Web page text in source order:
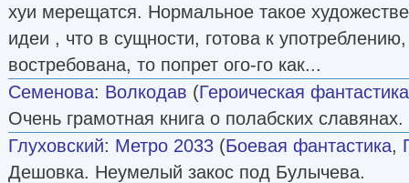
хуи мерещатся. Нормальное такое
идеи , что в сущности, готова к
востребована, то попрет ого-го как...
Семенова: Волкодав (Героическая фантастика
Очень грамотная книга о полабских славянах.
Глуховский: Метро 2033 (Боевая фантастика,
Дешовка. Неумелый закос под Булычева.